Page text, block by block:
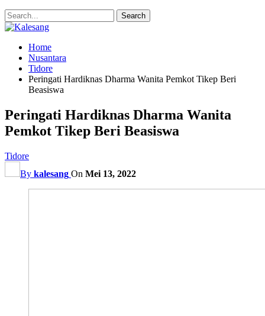
Home
Nusantara
Tidore
Peringati Hardiknas Dharma Wanita Pemkot Tikep Beri
Beasiswa
Peringati Hardiknas Dharma Wanita
Pemkot Tikep Beri Beasiswa
Tidore
By kalesang On Mei 13, 2022